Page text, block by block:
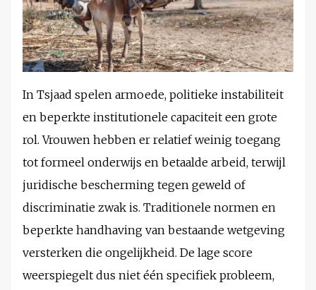
In Tsjaad spelen armoede, politieke instabiliteit
en beperkte institutionele capaciteit een grote
rol. Vrouwen hebben er relatief weinig toegang
tot formeel onderwijs en betaalde arbeid, terwijl
juridische bescherming tegen geweld of
discriminatie zwak is. Traditionele normen en
beperkte handhaving van bestaande wetgeving
versterken die ongelijkheid. De lage score
weerspiegelt dus niet één specifiek probleem,